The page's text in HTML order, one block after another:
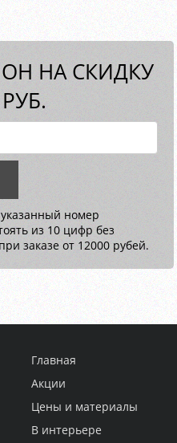
НА СКИДКУ
номер
из 10 цифр без
заказе от 12000 рубей.
Главная
Акции
Цены и материалы
В интерьере